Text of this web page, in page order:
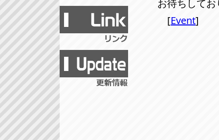
お待ちして
[Event]